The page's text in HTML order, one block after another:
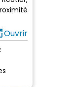
Ouvrir